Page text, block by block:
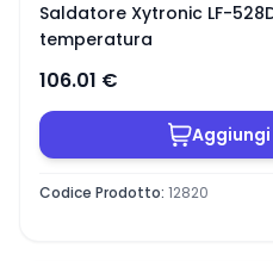
Saldatore Xytronic LF-
temperatura
106.01 €
Codice Prodotto: 12820